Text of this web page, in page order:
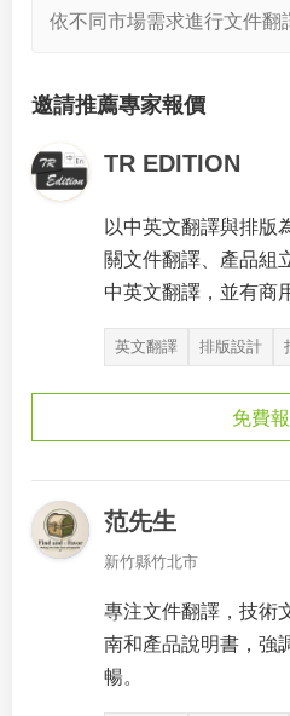
依不同市場需求進行文件翻
邀請推薦專家報價
TR EDITION
以中英文翻譯與排版
關文件翻譯、產品組
中英文翻譯，並有商
英文翻譯 排版設計
免費
范先生
新竹縣竹北市
專注文件翻譯，技術
南和產品說明書，強
暢。